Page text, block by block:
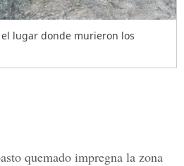
lugar donde murieron los
quemado impregna la zona